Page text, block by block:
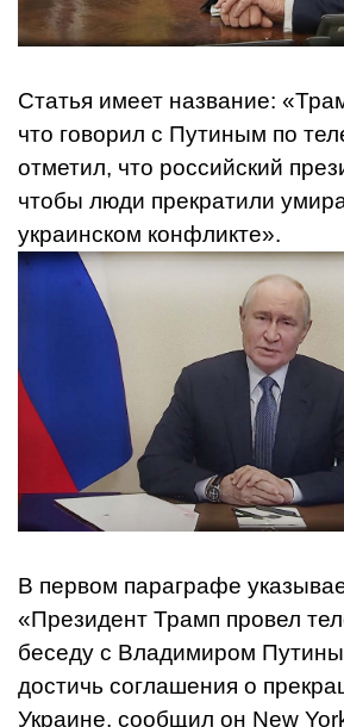
Статья имеет название:
что говорил с Путиным по
отметил, что российский
чтобы люди прекратили
украинском конфликте».
В первом параграфе
«Президент Трамп провел
беседу с Владимиром
достичь соглашения о
Украине, сообщил он New